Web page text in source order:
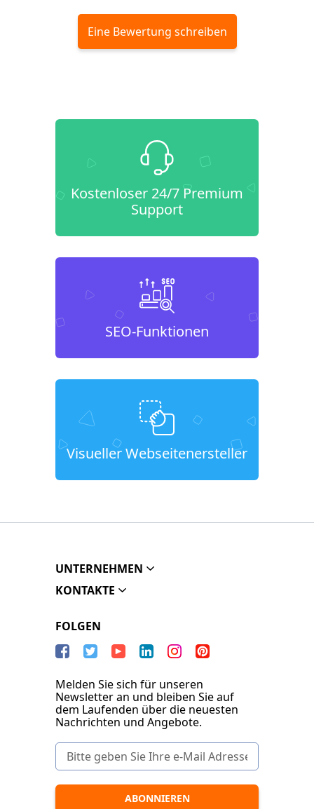
Eine Bewertung schreiben
Kostenloser 24/7 Premium
Support
SEO-Funktionen
Visueller Webseitenersteller
UNTERNEHMEN
KONTAKTE
FOLGEN
Melden Sie sich für unseren
Newsletter an und bleiben Sie auf
dem Laufenden über die neuesten
Nachrichten und Angebote.